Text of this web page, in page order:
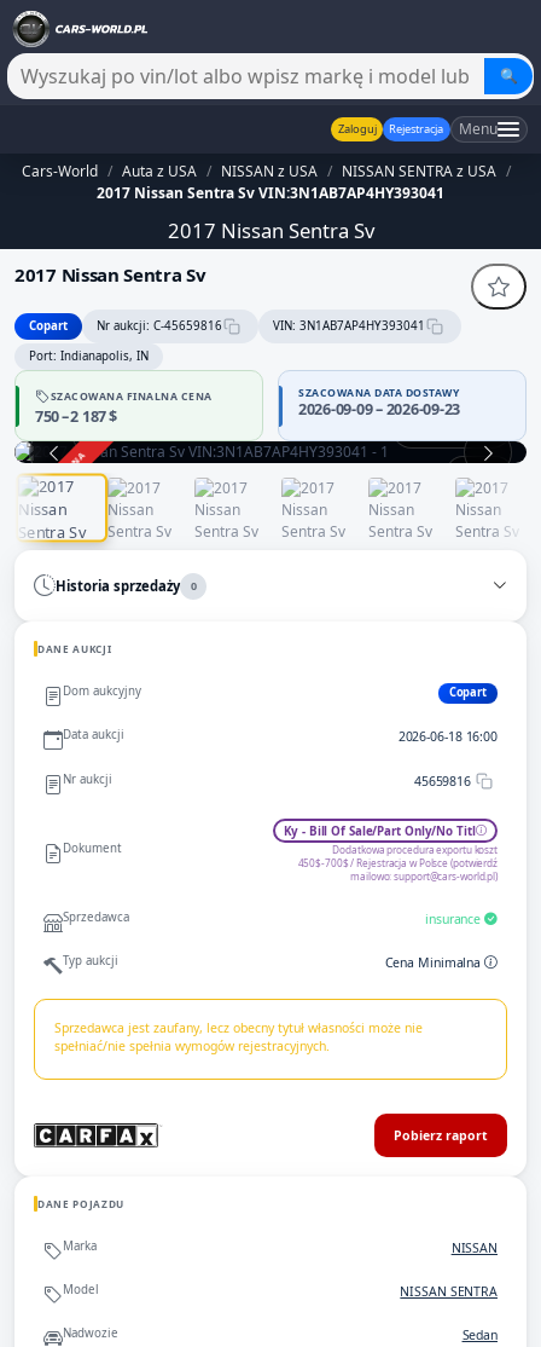
🔍
Zaloguj Rejestracja Menu
Cars-World / Auta z USA / NISSAN z USA / NISSAN SENTRA z USA /
2017 Nissan Sentra Sv VIN:3N1AB7AP4HY393041
2017 Nissan Sentra Sv
2017 Nissan Sentra Sv
Copart Nr aukcji: C-45659816
VIN: 3N1AB7AP4HY393041
Port: Indianapolis, IN
SZACOWANA FINALNA CENA
750 – 2 187 $
SZACOWANA DATA DOSTAWY
2026-09-09 – 2026-09-23
ZAKOŃCZONA
Historia sprzedaży 0
DANE AUKCJI
Dom aukcyjny Copart
Data aukcji 2026-06-18 16:00
Nr aukcji 45659816
Dokument
Ky - Bill Of Sale/Part Only/No Titl
Dodatkowa procedura exportu koszt
450$-700$ / Rejestracja w Polsce (potwierdź
mailowo:support@cars-world.pl)
Sprzedawca insurance
Typ aukcji Cena Minimalna
Sprzedawca jest zaufany, lecz obecny tytuł własności może nie
spełniać/nie spełnia wymogów rejestracyjnych.
Pobierz raport
DANE POJAZDU
Marka NISSAN
Model NISSAN SENTRA
Nadwozie Sedan